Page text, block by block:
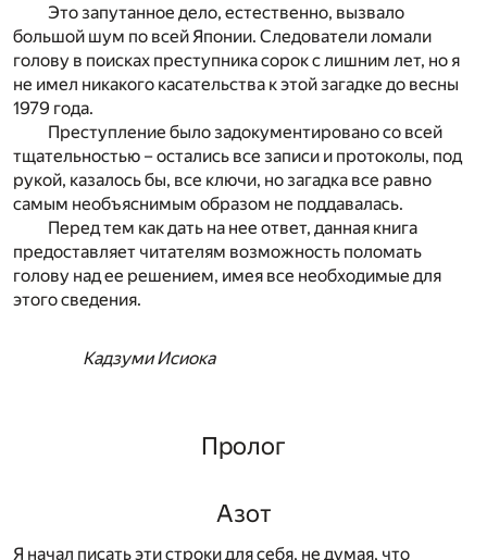
Это запутанное дело, естественно, вызвало
большой шум по всей Японии. Следователи ломали
голову в поисках преступника сорок с лишним лет, но я
не имел никакого касательства к этой загадке до весны
1979 года.
Преступление было задокументировано со всей
тщательностью – остались все записи и протоколы, под
рукой, казалось бы, все ключи, но загадка все равно
самым необъяснимым образом не поддавалась.
Перед тем как дать на нее ответ, данная книга
предоставляет читателям возможность поломать
голову над ее решением, имея все необходимые для
этого сведения.
Кадзуми Исиока
Пролог
Азот
Я начал писать эти строки для себя, не думая, что